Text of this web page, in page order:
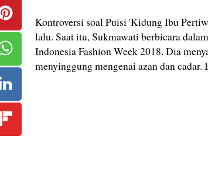
Kontroversi soal Puisi 'Kidung Ibu
lalu. Saat itu, Sukmawati berbicara
Indonesia Fashion Week 2018. Dia
menyinggung mengenai azan dan